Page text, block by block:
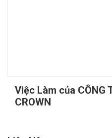
Việc Làm của CÔNG
CROWN